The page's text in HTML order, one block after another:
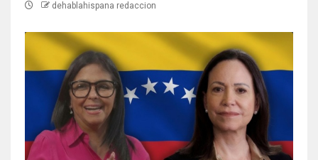
dehablahispana redaccion